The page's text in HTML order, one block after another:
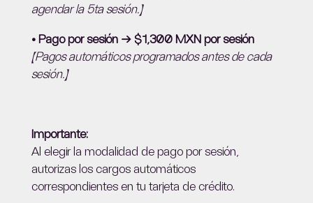
agendar la 5ta sesión.)
• Pago por sesión → $1,300 MXN por sesión
(Pagos automáticos programados antes de cada
sesión.)
Importante:
Al elegir la modalidad de pago por sesión,
autorizas los cargos automáticos
correspondientes en tu tarjeta de crédito.